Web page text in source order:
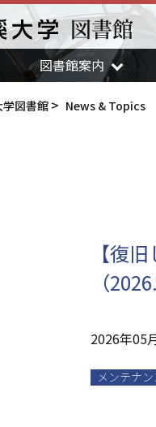
図書館
図書館案内
図書館 News & Topics
【復
（
2026年05
メンテナン